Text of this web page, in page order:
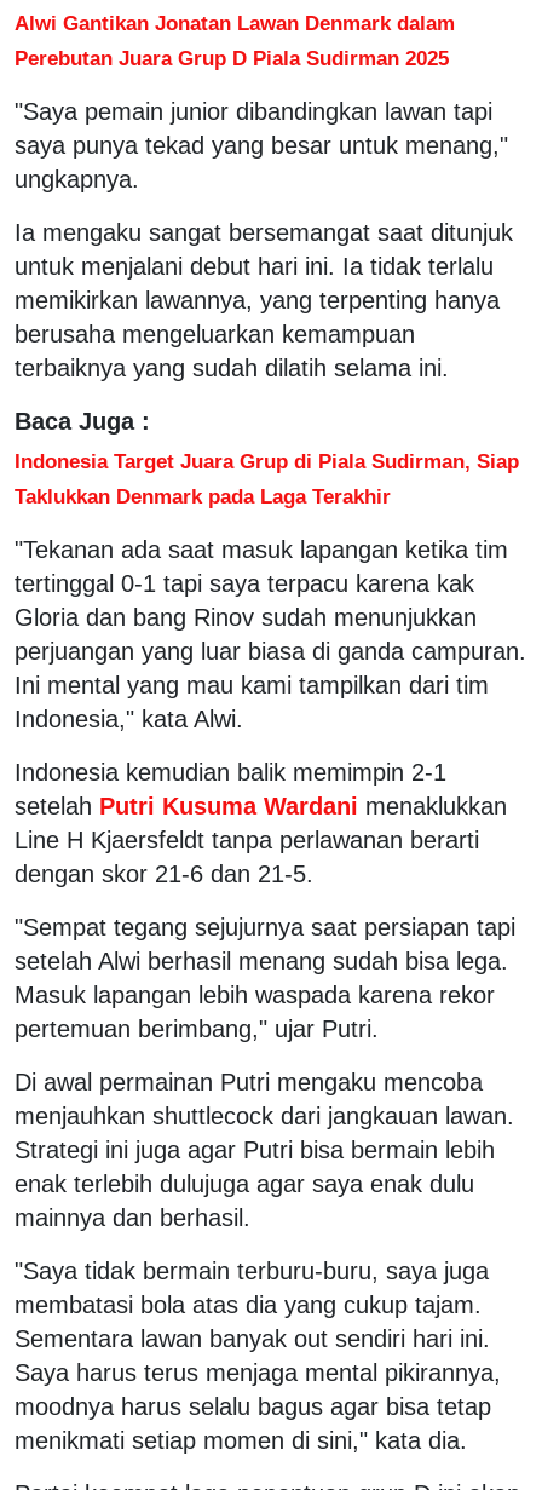
Alwi Gantikan Jonatan Lawan Denmark dalam
Perebutan Juara Grup D Piala Sudirman 2025
"Saya pemain junior dibandingkan lawan tapi
saya punya tekad yang besar untuk menang,"
ungkapnya.
Ia mengaku sangat bersemangat saat ditunjuk
untuk menjalani debut hari ini. Ia tidak terlalu
memikirkan lawannya, yang terpenting hanya
berusaha mengeluarkan kemampuan
terbaiknya yang sudah dilatih selama ini.
Baca Juga :
Indonesia Target Juara Grup di Piala Sudirman, Siap
Taklukkan Denmark pada Laga Terakhir
"Tekanan ada saat masuk lapangan ketika tim
tertinggal 0-1 tapi saya terpacu karena kak
Gloria dan bang Rinov sudah menunjukkan
perjuangan yang luar biasa di ganda campuran.
Ini mental yang mau kami tampilkan dari tim
Indonesia," kata Alwi.
Indonesia kemudian balik memimpin 2-1
setelah Putri Kusuma Wardani menaklukkan
Line H Kjaersfeldt tanpa perlawanan berarti
dengan skor 21-6 dan 21-5.
"Sempat tegang sejujurnya saat persiapan tapi
setelah Alwi berhasil menang sudah bisa lega.
Masuk lapangan lebih waspada karena rekor
pertemuan berimbang," ujar Putri.
Di awal permainan Putri mengaku mencoba
menjauhkan shuttlecock dari jangkauan lawan.
Strategi ini juga agar Putri bisa bermain lebih
enak terlebih dulujuga agar saya enak dulu
mainnya dan berhasil.
"Saya tidak bermain terburu-buru, saya juga
membatasi bola atas dia yang cukup tajam.
Sementara lawan banyak out sendiri hari ini.
Saya harus terus menjaga mental pikirannya,
moodnya harus selalu bagus agar bisa tetap
menikmati setiap momen di sini," kata dia.